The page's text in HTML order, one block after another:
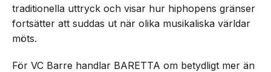
traditionella uttryck och visar hur hiphopens gränser
fortsätter att suddas ut när olika musikaliska världar
möts.
För VC Barre handlar BARETTA om betydligt mer än